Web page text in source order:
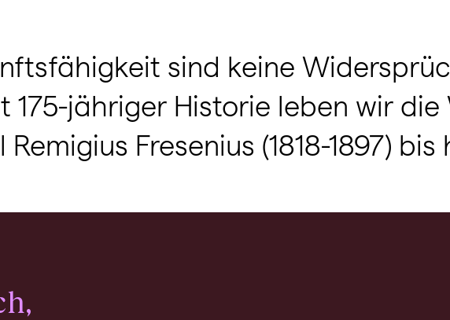
sind keine
175-jähriger Historie leben wir die
Fresenius (1818-1897)